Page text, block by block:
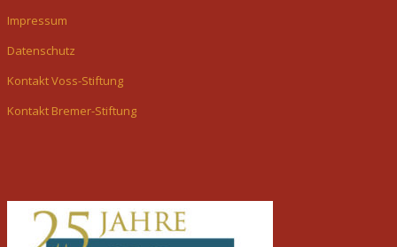
Impressum
Datenschutz
Kontakt Voss-Stiftung
Kontakt Bremer-Stiftung